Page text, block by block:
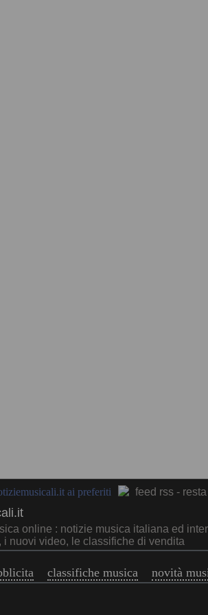
ai preferiti feed rss -
online : notizie musica italiana ed
i nuovi video, le classifiche di vendita
classifiche musica novità